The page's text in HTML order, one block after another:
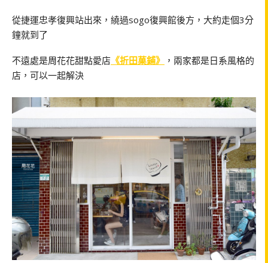
從捷運忠孝復興站出來，繞過sogo復興館後方，大約走個3分
鐘就到了
不遠處是周花花甜點愛店 《折田菓鋪》
，兩家都是日系風格的
店，可以一起解決